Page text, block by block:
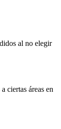
al no elegir
ciertas áreas en